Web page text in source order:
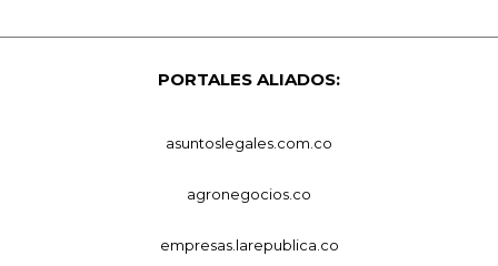
PORTALES ALIADOS:
asuntoslegales.com.co
agronegocios.co
empresas.larepublica.co